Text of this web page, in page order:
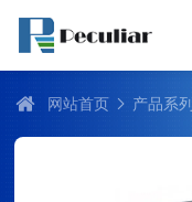
网站首页 产品系列